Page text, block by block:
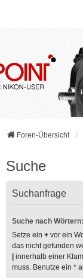
Foren-Übersicht
Suche
Suchanfrage
Suche nach Wörtern:
Setze ein + vor ein
das nicht gefunden
innerhalb einer
muss. Benutze ein *